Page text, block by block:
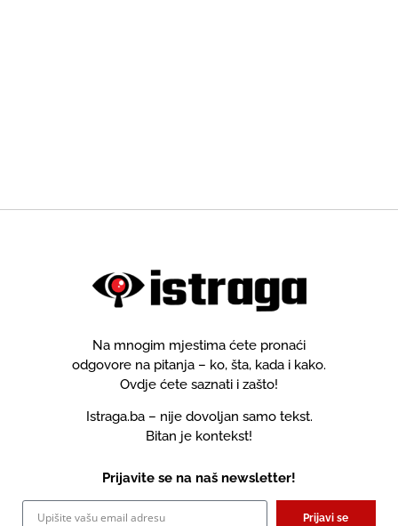
Na mnogim mjestima ćete pronaći
odgovore na pitanja – ko, šta, kada i kako.
Ovdje ćete saznati i zašto!
Istraga.ba – nije dovoljan samo tekst.
Bitan je kontekst!
Prijavite se na naš newsletter!
Prijavi se